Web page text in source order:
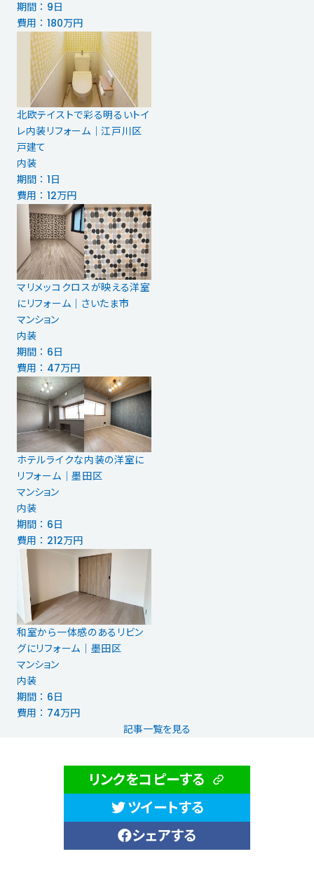
期間 ： 9日
費用 ： 180万円
北欧テイストで彩る明るいトイ
レ内装リフォーム｜江戸川区
戸建て
内装
期間 ： 1日
費用 ： 12万円
マリメッコクロスが映える洋室
にリフォーム｜さいたま市
マンション
内装
期間 ： 6日
費用 ： 47万円
ホテルライクな内装の洋室に
リフォーム｜墨田区
マンション
内装
期間 ： 6日
費用 ： 212万円
和室から一体感のあるリビン
グにリフォーム｜墨田区
マンション
内装
期間 ： 6日
費用 ： 74万円
記事一覧を見る
リンクをコピーする
ツイートする
シェアする